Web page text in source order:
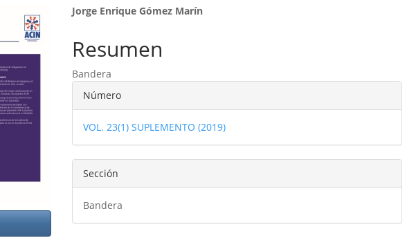
Contenido
principal
del
artículo
Jorge Enrique Gómez Marín
Resumen
Bandera
Detalles
del
artículo
Número
VOL. 23(1) SUPLEMENTO (2019)
Sección
Bandera